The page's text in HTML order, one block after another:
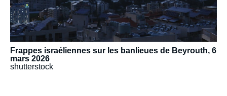
Frappes israéliennes sur les banlieues de Beyrouth, 6
mars 2026
shutterstock